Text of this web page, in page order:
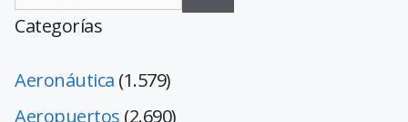
Categorías
Aeronáutica (1.579)
Aeropuertos (2.690)